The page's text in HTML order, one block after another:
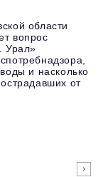
области
вопрос
Урал»
и насколько
от